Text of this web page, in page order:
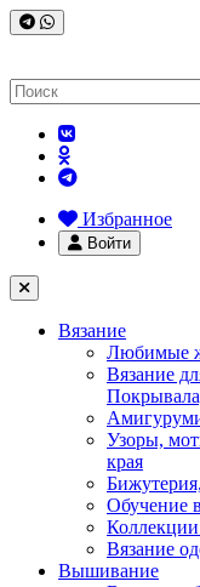
Избранное
Войти
Вязание
Любимые
Вязание
Узоры,
края
Обучение
Вязание
Вышивание